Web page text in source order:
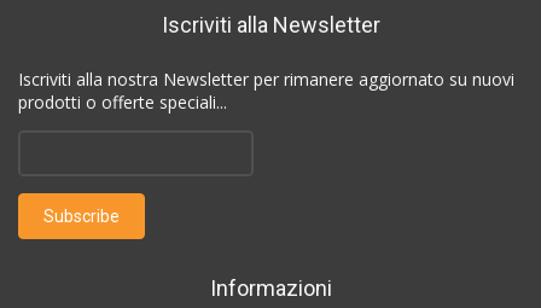
Iscriviti alla Newsletter
Iscriviti alla nostra Newsletter per rimanere aggiornato su nuovi
prodotti o offerte speciali...
Informazioni